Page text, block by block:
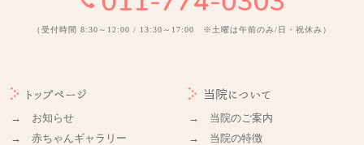
（受付時間 8:30～12:00 / 13:30～17:00 ※土曜は午前のみ/日・祝休み）
トップページ
→ お知らせ
→ 赤ちゃんギャラリー
当院について
→ 当院のご案内
→ 当院の特徴